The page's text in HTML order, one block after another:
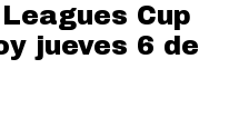
Cup
jueves 6 de